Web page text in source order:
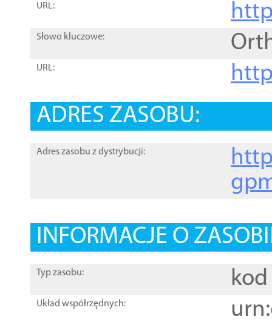
URL:
Słowo kluczowe:
URL:
ADRES ZASOBU:
Adres zasobu z dystrybucji:
INFORMACJE O
Typ zasobu: kod
Układ współrzędnych: